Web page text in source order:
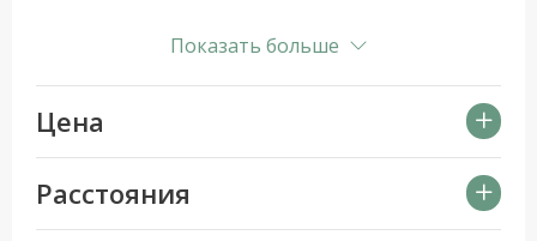
панорамными видами, люкс вилла
ландшафта с яркими красками пляжа и моря,
таинственность плодородной земли
Наксоса и открытость его бесконечно-
голубого неба…
Показать больше
Цена
Расстояния